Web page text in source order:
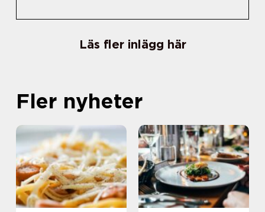
Läs fler inlägg här
Fler nyheter